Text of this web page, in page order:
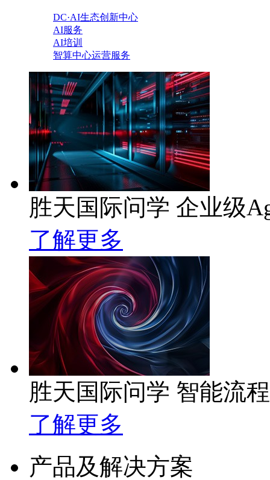
DC·AI生态创新中心
AI服务
AI培训
智算中心运营服务
胜天国际问学 企业级
了解更多
胜天国际问学 智能流
了解更多
产品及解决方案